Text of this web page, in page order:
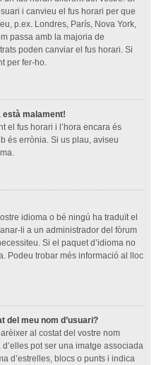
i canvieu el fus horari per que
p.ex. Londres, París, Nova York,
passa amb la majoria de
poden canviar el fus horari. Si
per fer-ho.
està malament!
el fus horari i l’hora encara és
és errònia. Si us plau, aviseu
idioma o bé ningú ha traduït el
li a un administrador del fòrum
Si el paquet d’idioma no
Podeu trobar més informació al lloc
del meu nom d’usuari?
al costat del vostre nom
pot ser una imatge associada
d’estrelles, blocs o punts i indica